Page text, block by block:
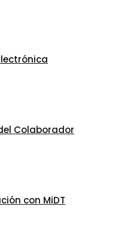
Colaborador
con MiDT